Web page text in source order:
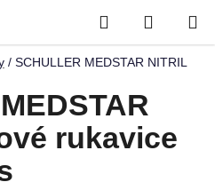
Hledat
KOŠÍK
/ SCHULLER MEDSTAR NITRIL
rukavice